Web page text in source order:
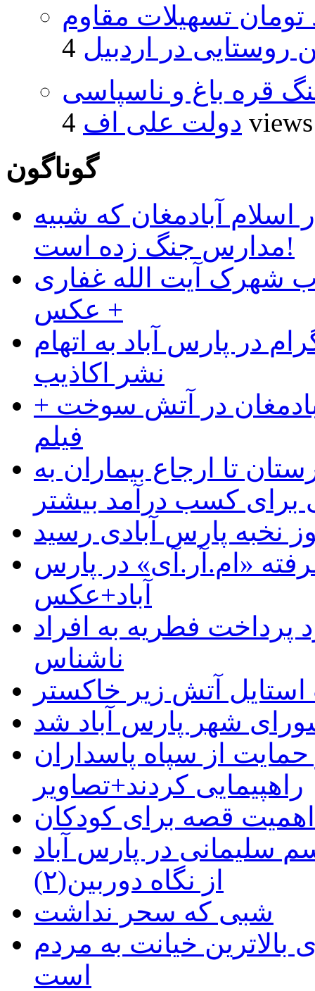
و ۴۸۰ میلیارد تومان تسهیلات مقاوم
در اردبیل
قره باغ و ناسپاسی
دولت علی اف 4 views
گوناگون
آبادمغان که شبیه
مدارس جنگ زده است!
شهرک آیت الله غفاری
+ عکس
در پارس آباد به اتهام
نشر اکاذیب
در آتش سوخت +
فیلم
تا ارجاع بیماران به
کسب درآمد بیشتر
نخبه پارس آبادی رسید
«ام.آر.آی» در پارس
آباد+عکس
پرداخت فطریه به افراد
ناشناس
آتش زیر خاکستر
شهر پارس آباد شد
از سپاه پاسداران
راهپیمایی کردند+تصاویر
سلیمانی در پارس آباد
از نگاه دوربین(۲)
شبی که سحر نداشت
خیانت به مردم
است